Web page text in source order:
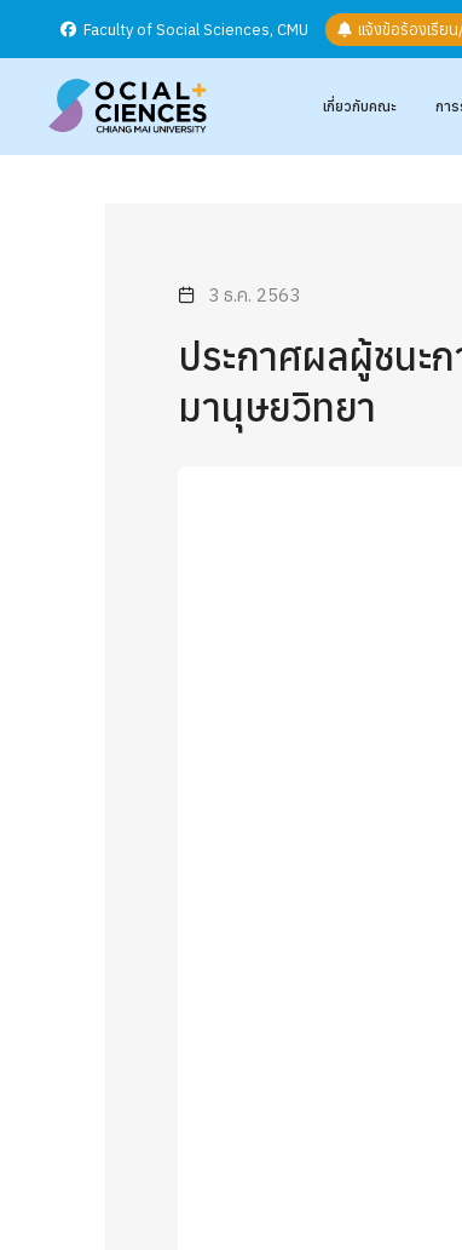
Faculty of Social Sciences, CMU แจ้งข้อร้องเรียน
เกี่ยวกับคณะ การ
3 ธ.ค. 2563
ประกาศผลผู้ชนะ
มานุษยวิทยา